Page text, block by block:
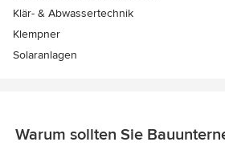
Klär- & Abwassertechnik
Klempner
Solaranlagen
Warum sollten Sie